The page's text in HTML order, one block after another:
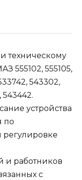
техническому
555102, 555105,
543302,
543442.
устройства
по
регулировке
и работников
с